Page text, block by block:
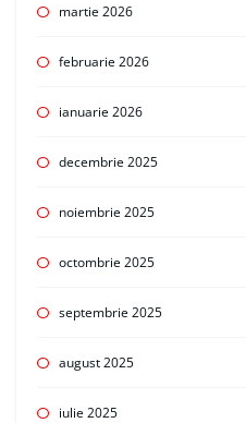
martie 2026
februarie 2026
ianuarie 2026
decembrie 2025
noiembrie 2025
octombrie 2025
septembrie 2025
august 2025
iulie 2025